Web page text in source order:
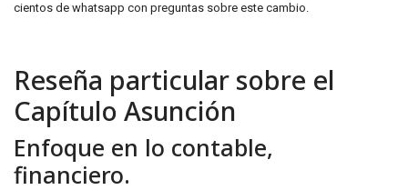
cientos de whatsapp con preguntas sobre este cambio.
Reseña particular sobre el
Capítulo Asunción
Enfoque en lo contable,
financiero.